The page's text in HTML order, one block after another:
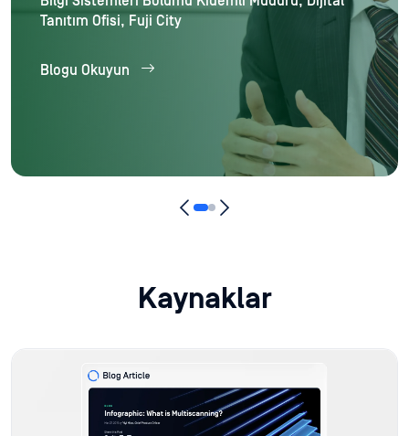
Tanıtım Ofisi, Fuji City
Blogu Okuyun
Kaynaklar